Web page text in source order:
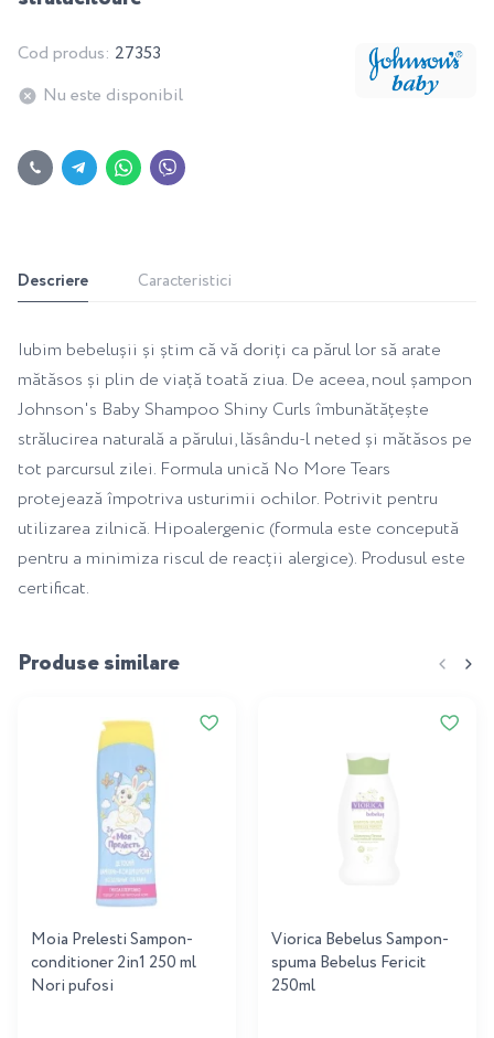
Cod produs: 27353
Nu este disponibil
Descriere Caracteristici
Iubim bebelușii și știm că vă doriți ca părul lor să arate
mătăsos și plin de viață toată ziua. De aceea, noul șampon
Johnson's Baby Shampoo Shiny Curls îmbunătățește
strălucirea naturală a părului, lăsându-l neted și mătăsos pe
tot parcursul zilei. Formula unică No More Tears
protejează împotriva usturimii ochilor. Potrivit pentru
utilizarea zilnică. Hipoalergenic (formula este concepută
pentru a minimiza riscul de reacții alergice). Produsul este
certificat.
Produse similare
Moia Prelesti Sampon-
conditioner 2in1 250 ml
Nori pufosi
Viorica Bebelus Sampon-
spuma Bebelus Fericit
250ml